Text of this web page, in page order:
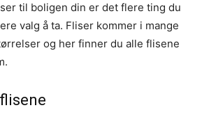
til boligen din er det flere ting du
valg å ta. Fliser kommer i mange
og her finner du alle flisene